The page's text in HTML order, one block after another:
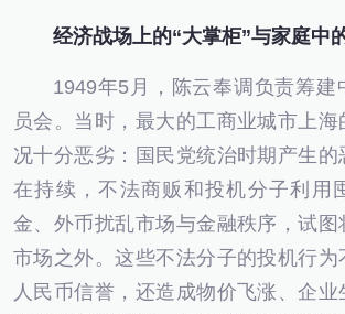
经济战场上的“大掌柜”与家庭中
1949年5月，陈云奉调负责筹建
员会。当时，最大的工商业城市上
况十分恶劣：国民党统治时期产生的
在持续，不法商贩和投机分子利用
金、外币扰乱市场与金融秩序，试图
市场之外。这些不法分子的投机行为
人民币信誉，还造成物价飞涨、企业